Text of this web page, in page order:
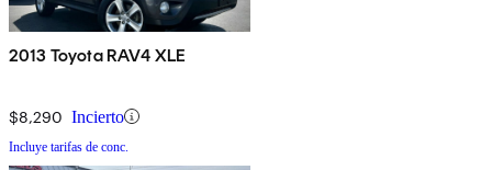
2013 Toyota RAV4 XLE
$8,290 Incierto
Incluye tarifas de conc.